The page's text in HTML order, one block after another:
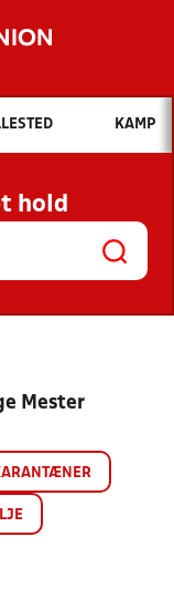
vil du søge efter?
OG NYHEDER
OG
KAMP
hold
Mester